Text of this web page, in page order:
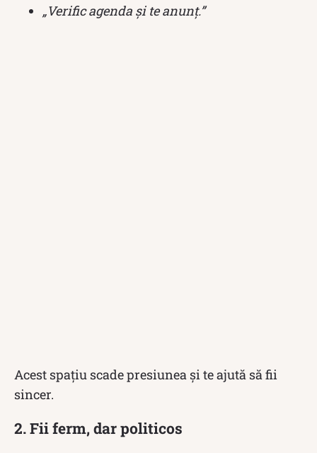
„Verific agenda și te anunț.”
Acest spațiu scade presiunea și te ajută să fii
sincer.
2. Fii ferm, dar politicos